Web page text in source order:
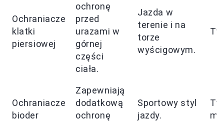
Ochraniacze
klatki
piersiowej
ochronę
przed
urazami w
górnej
części
ciała.
Jazda w
terenie i na
torze
wyścigowym.
Ochraniacze
bioder
Zapewniają
dodatkową
ochronę
Sportowy styl
jazdy.